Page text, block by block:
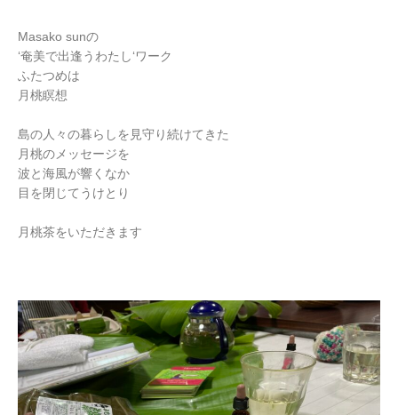
Masako sunの
‘奄美で出逢うわたし‘ワーク
ふたつめは
月桃瞑想
島の人々の暮らしを見守り続けてきた
月桃のメッセージを
波と海風が響くなか
目を閉じてうけとり
月桃茶をいただきます